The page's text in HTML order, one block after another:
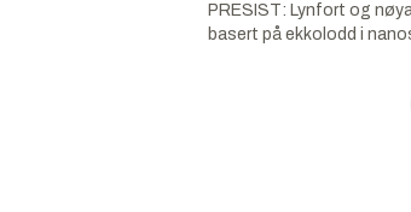
PRESIST: Lynfort og
basert på ekkolodd i